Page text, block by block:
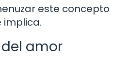
este concepto
implica.
amor